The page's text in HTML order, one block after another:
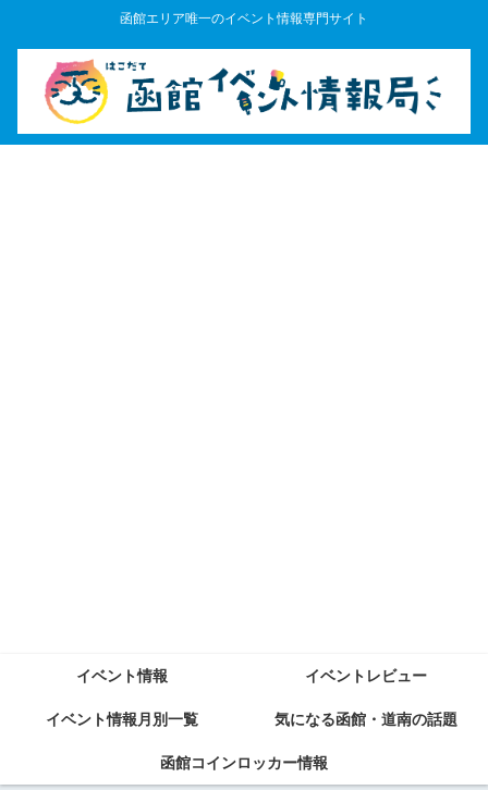
函館エリア唯一のイベント情報専門サイト
イベント情報 イベントレビュー
イベント情報月別一覧 気になる函館・道南の話題
函館コインロッカー情報